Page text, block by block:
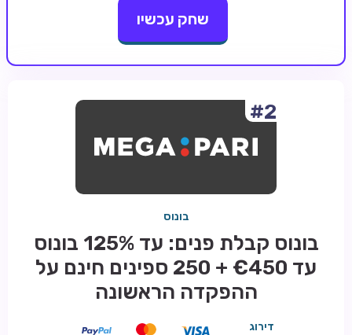
טיפים
שחק עכשיו
#2
בונוס
בונוס קבלת פנים: עד 125% בונוס
עד €450 + 250 ספינים חינם על
ההפקדה הראשונה
דירוג